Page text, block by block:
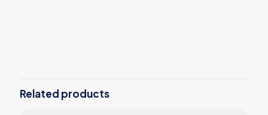
Related products